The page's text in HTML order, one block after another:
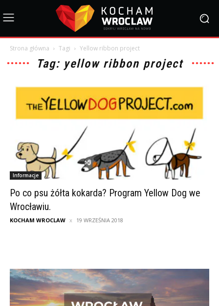
Strona główna Tagi Yellow ribbon project
Tag: yellow ribbon project
Informacje
Po co psu żółta kokarda? Program Yellow Dog we
Wrocławiu.
KOCHAM WROCLAW 19 WRZEŚNIA 2018